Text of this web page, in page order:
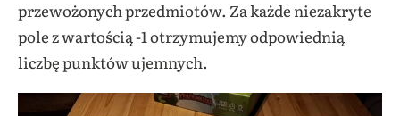
przewożonych przedmiotów. Za każde niezakryte
pole z wartością -1 otrzymujemy odpowiednią
liczbę punktów ujemnych.